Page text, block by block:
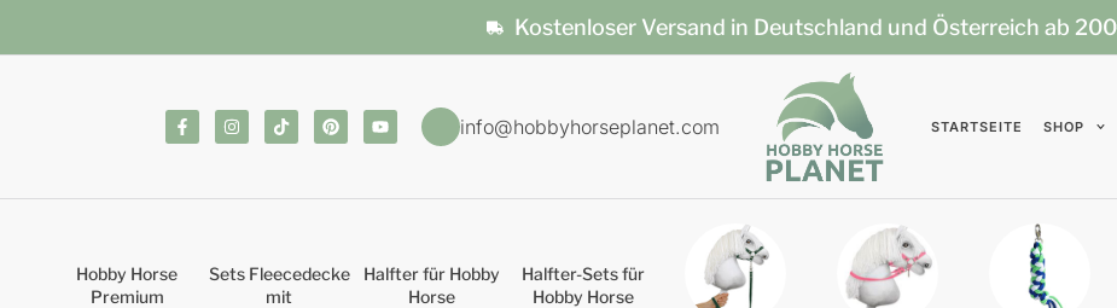
Kostenloser Versand in Deutschland und Österreich ab
info@hobbyhorseplanet.com STARTSEITE SHOP
Hobby Horse
Premium
Sets Fleecedecke
mit
Halfter für Hobby
Horse
Halfter-Sets für
Hobby Horse